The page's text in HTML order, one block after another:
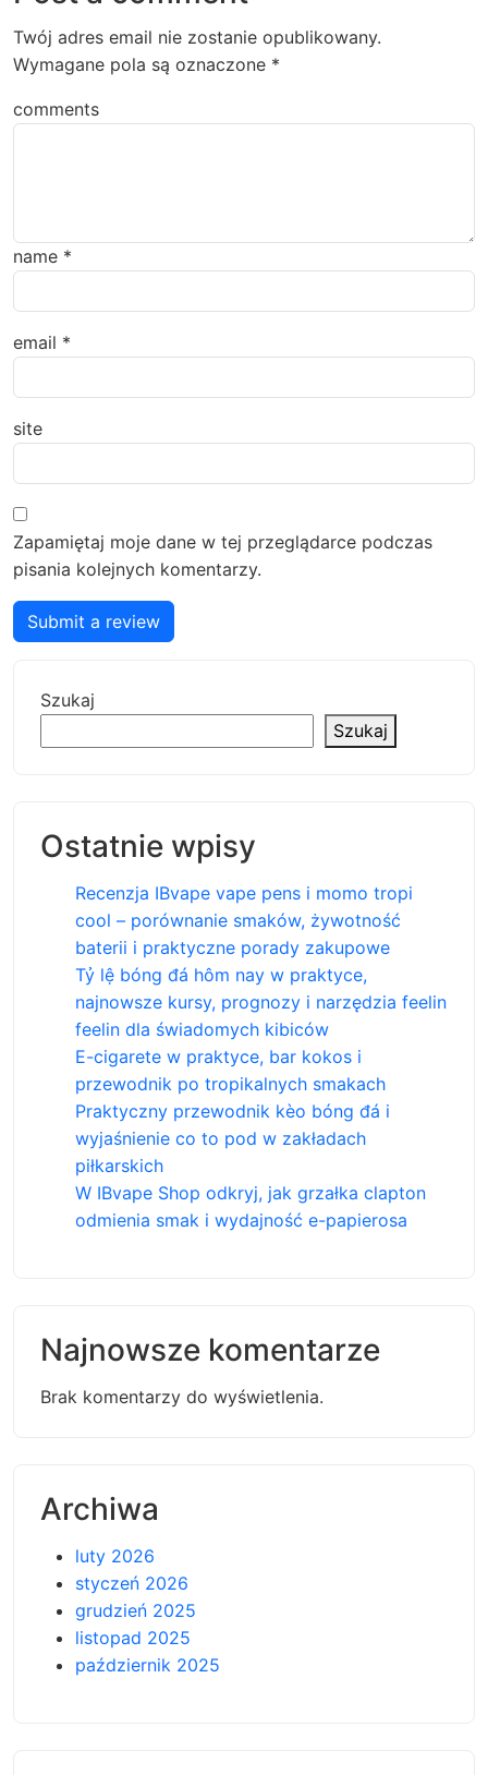
Twój adres email nie zostanie opublikowany.
Wymagane pola są oznaczone *
comments
name *
email *
site
Zapamiętaj moje dane w tej przeglądarce podczas
pisania kolejnych komentarzy.
Submit a review
Szukaj
Szukaj
Ostatnie wpisy
Recenzja IBvape vape pens i momo tropi
cool – porównanie smaków, żywotność
baterii i praktyczne porady zakupowe
Tỷ lệ bóng đá hôm nay w praktyce,
najnowsze kursy, prognozy i narzędzia feelin
feelin dla świadomych kibiców
E-cigarete w praktyce, bar kokos i
przewodnik po tropikalnych smakach
Praktyczny przewodnik kèo bóng đá i
wyjaśnienie co to pod w zakładach
piłkarskich
W IBvape Shop odkryj, jak grzałka clapton
odmienia smak i wydajność e-papierosa
Najnowsze komentarze
Brak komentarzy do wyświetlenia.
Archiwa
luty 2026
styczeń 2026
grudzień 2025
listopad 2025
październik 2025